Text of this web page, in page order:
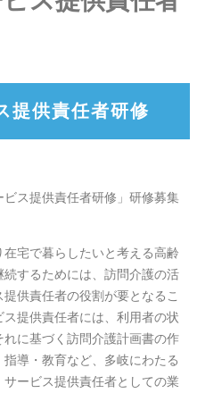
提供責任者研修
ス提供責任者研修」研修募集
宅で暮らしたいと考える高齢
するためには、訪問介護の活
供責任者の役割が要となるこ
提供責任者には、利用者の状
に基づく訪問介護計画書の作
導・教育など、多岐にわたる
ービス提供責任者としての業